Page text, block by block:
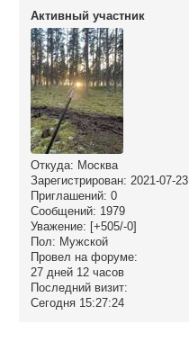
Активный участник
Откуда: Москва
Зарегистрирован: 2021-07-23
Приглашений: 0
Сообщений: 1979
Уважение: [+505/-0]
Пол: Мужской
Провел на форуме:
27 дней 12 часов
Последний визит:
Сегодня 15:27:24